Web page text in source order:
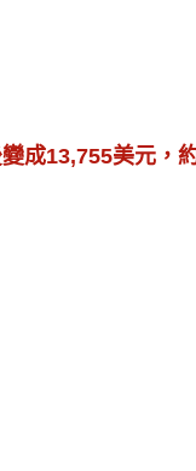
成13,755美元，